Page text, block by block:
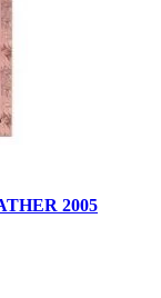
2005